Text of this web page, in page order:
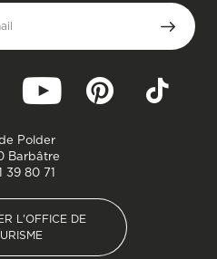
Polder
Barbâtre
39 80 71
L'OFFICE DE